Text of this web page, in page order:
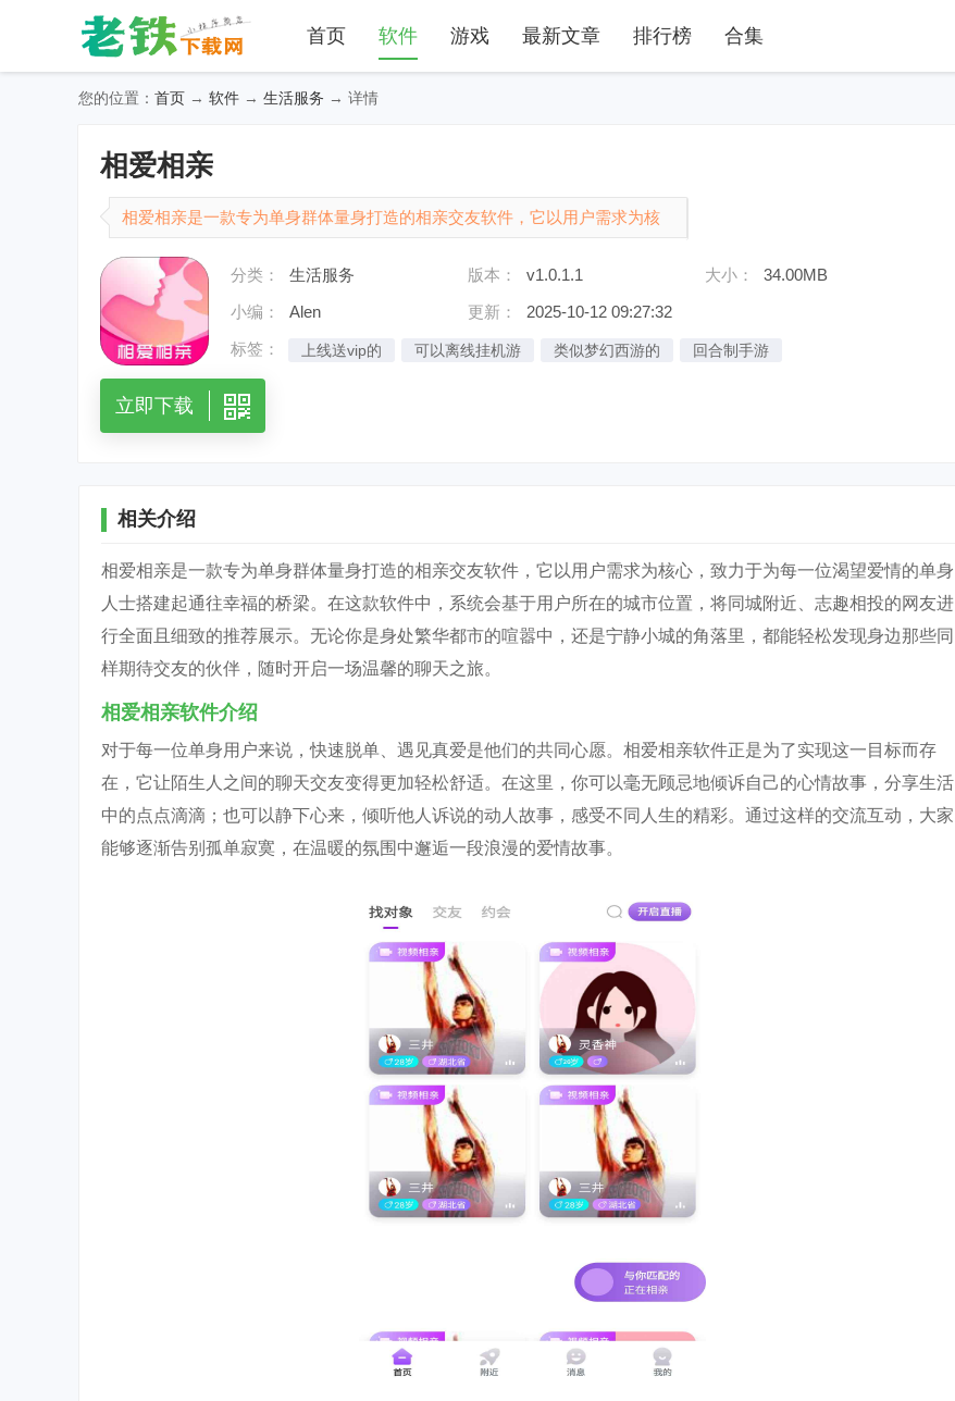
首页 软件 游戏 最新文章 排行榜 合集
您的位置： 首页 → 软件 → 生活服务 → 详情
相爱相亲
相爱相亲是一款专为单身群体量身打造的相亲交友软件，它以用户需求为核
心，致力于为每一位渴望爱情的单身人士搭建起通往幸福的桥梁。在这款软件
中，系统会基于用户所在的城市位置，将同城附近、志趣相投的网友进......
分类： 生活服务 版本： v1.0.1.1 大小：
34.00MB
小编：
Alen 更新：
2025-10-12 09:27:32
标签：
上线送vip的 可以离线挂机游 类似梦幻西游的 回合制手游
立即下载
相关介绍
相爱相亲是一款专为单身群体量身打造的相亲交友软件，它以用户需求为核心，致力于为每一位渴望爱情的单身
人士搭建起通往幸福的桥梁。在这款软件中，系统会基于用户所在的城市位置，将同城附近、志趣相投的网友进
行全面且细致的推荐展示。无论你是身处繁华都市的喧嚣中，还是宁静小城的角落里，都能轻松发现身边那些同
样期待交友的伙伴，随时开启一场温馨的聊天之旅。
相爱相亲软件介绍
对于每一位单身用户来说，快速脱单、遇见真爱是他们的共同心愿。相爱相亲软件正是为了实现这一目标而存
在，它让陌生人之间的聊天交友变得更加轻松舒适。在这里，你可以毫无顾忌地倾诉自己的心情故事，分享生活
中的点点滴滴；也可以静下心来，倾听他人诉说的动人故事，感受不同人生的精彩。通过这样的交流互动，大家
能够逐渐告别孤单寂寞，在温暖的氛围中邂逅一段浪漫的爱情故事。